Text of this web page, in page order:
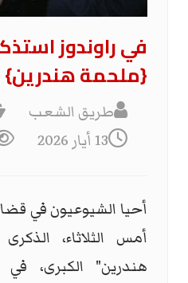
في راوندوز
{ملحمة هندرين}
طريق الشعب
13 أيار 2026
أحيا الشيوعيون في قضاء
أمس الثلاثاء،
هندرين" الكبرى،